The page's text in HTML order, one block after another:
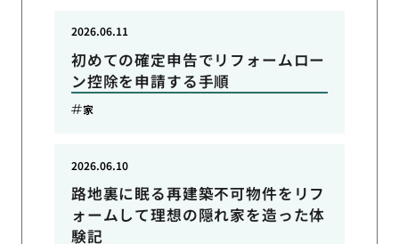
初めての確定申告でリフォームロー
ン控除を申請する手順
2026.06.11
家
路地裏に眠る再建築不可物件をリフ
ォームして理想の隠れ家を造った体
験記
2026.06.10